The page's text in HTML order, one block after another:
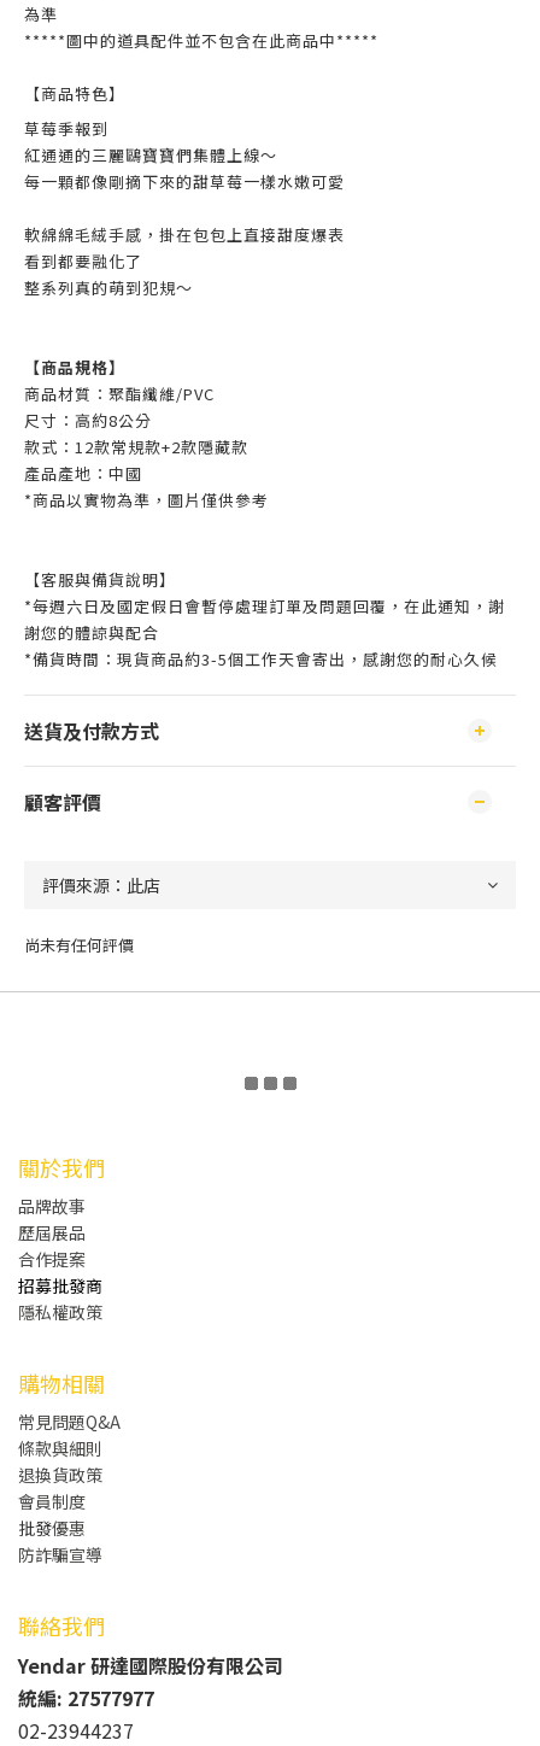
為準
*****圖中的道具配件並不包含在此商品中*****
【商品特色】
草莓季報到
紅通通的三麗鷗寶寶們集體上線～
每一顆都像剛摘下來的甜草莓一樣水嫩可愛
軟綿綿毛絨手感，掛在包包上直接甜度爆表
看到都要融化了
整系列真的萌到犯規～
【商品規格】
商品材質：聚酯纖維/PVC
尺寸：高約8公分
款式：12款常規款+2款隱藏款
產品產地：中國
*商品以實物為準，圖片僅供參考
【客服與備貨說明】
*每週六日及國定假日會暫停處理訂單及問題回覆，在此通知，謝
謝您的體諒與配合
*備貨時間：現貨商品約3-5個工作天會寄出，感謝您的耐心久候
送貨及付款方式
顧客評價
尚未有任何評價
關於我們
品牌故事
歷屆展品
合作提案
招募批發商
隱私權政策
購物相關
常見問題Q&A
條款與細則
退換貨政策
會員制度
批發優惠
防詐騙宣導
聯絡我們
Yendar 研達國際股份有限公司
統編: 27577977
02-23944237